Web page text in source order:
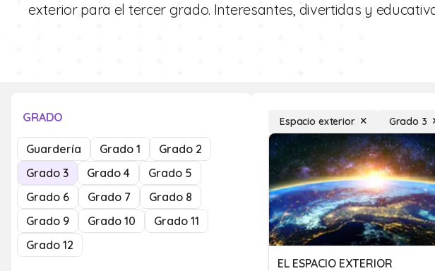
exterior para el tercer grado. Interesantes, divertidas y
GRADO
Guardería Grado 1
Grado 2
Grado 3
Grado 4
Grado 5
Grado 6
Grado 7
Grado 8
Grado 9
Grado 10
Grado 11
Grado 12
Espacio exterior Grado 3
EL ESPACIO EXTERIOR